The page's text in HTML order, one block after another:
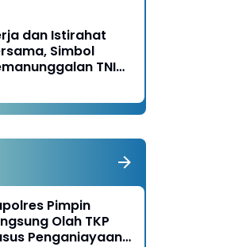
dan Istirahat
Simbol
TNI
Bulu Lor Ponorogo
Pimpin
Olah TKP
Penganiayaan